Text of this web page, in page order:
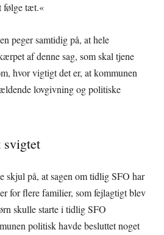
følge tæt.«
peger samtidig på, at hele
af denne sag, som skal tjene
hvor vigtigt det er, at kommunen
lovgivning og politiske
svigtet
skjul på, at sagen om tidlig SFO har
for flere familier, som fejlagtigt blev
skulle starte i tidlig SFO
politisk havde besluttet noget